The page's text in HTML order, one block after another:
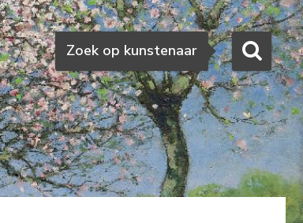
Zoeken
Zoek op kunstenaar